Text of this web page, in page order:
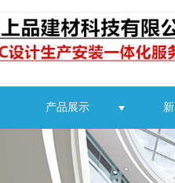
产品展示